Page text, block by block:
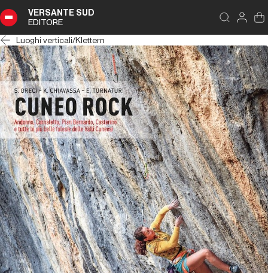
VERSANTE SUD
EDITORE
Luoghi verticali/Klettern